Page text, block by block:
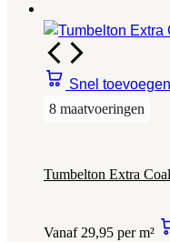
Snel toevoegen
8 maatvoeringen
Tumbelton Extra Coal
Vanaf 29,95 per m²